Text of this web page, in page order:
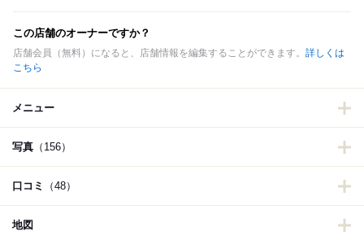
この店舗のオーナーですか？
店舗会員（無料）になると、店舗情報を編集することができます。 詳しくは
こちら
メニュー
写真 （156）
口コミ （48）
地図